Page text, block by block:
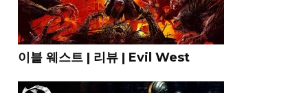
이블 웨스트 | 리뷰 | Evil West